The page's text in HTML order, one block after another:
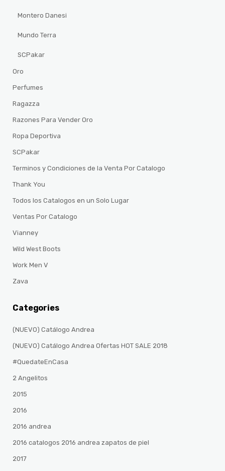
Montero Danesi
Mundo Terra
SCPakar
Oro
Perfumes
Ragazza
Razones Para Vender Oro
Ropa Deportiva
SCPakar
Terminos y Condiciones de la Venta Por Catalogo
Thank You
Todos los Catalogos en un Solo Lugar
Ventas Por Catalogo
Vianney
Wild West Boots
Work Men V
Zava
Categories
(NUEVO) Catálogo Andrea
(NUEVO) Catálogo Andrea Ofertas HOT SALE 2018
#QuedateEnCasa
2 Angelitos
2015
2016
2016 andrea
2016 catalogos 2016 andrea zapatos de piel
2017